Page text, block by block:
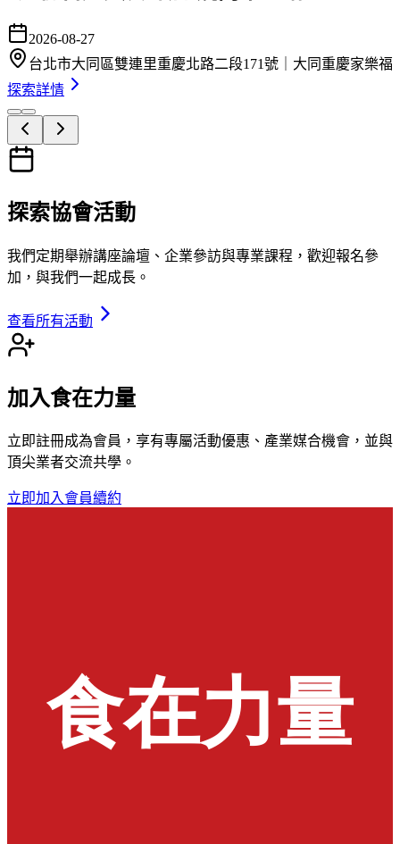
2026-08-27
台北市大同區雙連里重慶北路二段171號｜大同重慶家樂福
探索詳情
探索協會活動
我們定期舉辦講座論壇、企業參訪與專業課程，歡迎報名參
加，與我們一起成長。
查看所有活動
加入食在力量
立即註冊成為會員，享有專屬活動優惠、產業媒合機會，並與
頂尖業者交流共學。
立即加入會員續約